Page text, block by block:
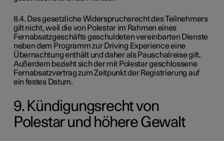
8.4. Das gesetzliche Widerspruchsrecht des Teilnehmers
gilt nicht, weil die von Polestar im Rahmen eines
Fernabsatzgeschäfts geschuldeten vereinbarten Dienste
neben dem Programm zur Driving Experience eine
Übernachtung enthält und daher als Pauschalreise gilt.
Außerdem bezieht sich der mit Polestar geschlossene
Fernabsatzvertrag zum Zeitpunkt der Registrierung auf
ein festes Datum.
9. Kündigungsrecht von
Polestar und höhere Gewalt